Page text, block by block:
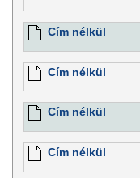
Cím nélkül
Cím nélkül
Cím nélkül
Cím nélkül